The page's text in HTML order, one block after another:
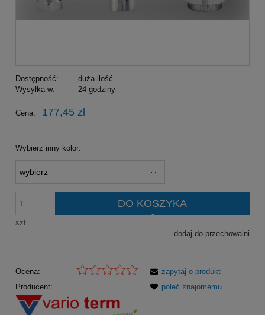
Dostępność:
duża ilość
Wysyłka w:
24 godziny
Cena: 177,45 zł
Wybierz inny kolor:
szt.
DO KOSZYKA
dodaj do przechowalni
Ocena:
Producent:
zapytaj o produkt
poleć znajomemu